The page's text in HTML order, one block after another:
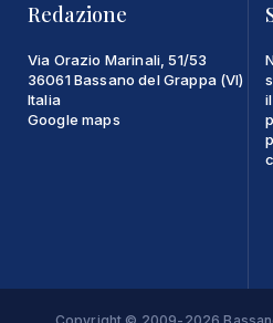
Redazione
Via Orazio Marinali, 51/53
36061 Bassano del Grappa (VI)
Italia
Google maps